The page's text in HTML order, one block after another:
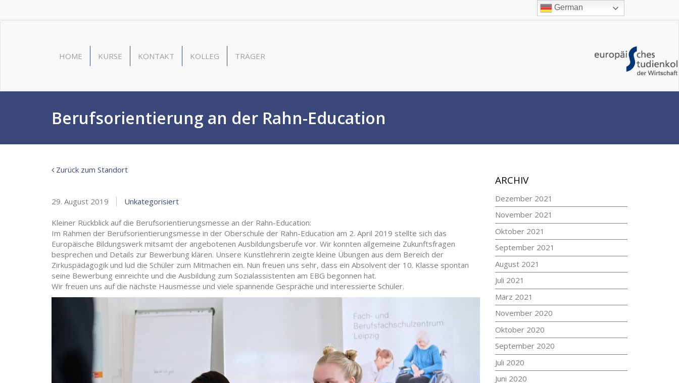
HOME KURSE KONTAKT KOLLEG TRÄGER
Berufsorientierung an der Rahn-Education
Zurück zum Standort
29. August 2019 Unkategorisiert
Kleiner Rückblick auf die Berufsorientierungsmesse an der Rahn-Education:
Im Rahmen der Berufsorientierungsmesse in der Oberschule der Rahn-Education am 2. April 2019 stellte sich das
Europäische Bildungswerk mitsamt der angebotenen Ausbildungsberufe vor. Wir konnten allgemeine Zukunftsfragen
besprechen und Details zur Bewerbung klären. Unsere Kunstlehrerin zeigte kleine Übungen aus dem Bereich der
Zirkuspädagogik und lud die Schüler zum Mitmachen ein. Nun freuen uns sehr, dass ein Absolvent der 10. Klasse spontan
seine Bewerbung einreichte und die Ausbildung zum Sozialassistenten am EBG begonnen hat.
Wir freuen uns auf die nächste Hausmesse und viele spannende Gespräche und interessierte Schüler.
ARCHIV
Dezember 2021
November 2021
Oktober 2021
September 2021
August 2021
Juli 2021
März 2021
November 2020
Oktober 2020
September 2020
Juli 2020
Juni 2020
German